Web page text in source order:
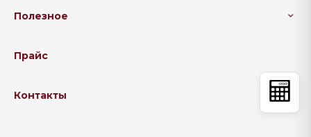
Полезное
Прайс
Контакты